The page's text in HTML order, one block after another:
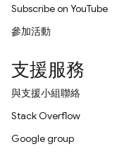
Subscribe on YouTube
參加活動
支援服務
與支援小組聯絡
Stack Overflow
Google group